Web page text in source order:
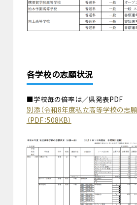
各学校の志願状況
■学校毎の倍率は／県発表PDF
別添（令和8年度私立高等学校の志願
（PDF：508KB）